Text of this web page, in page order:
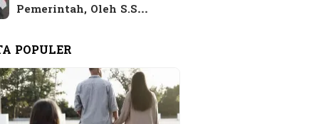
Pemerintah, Oleh S.S…
POPULER